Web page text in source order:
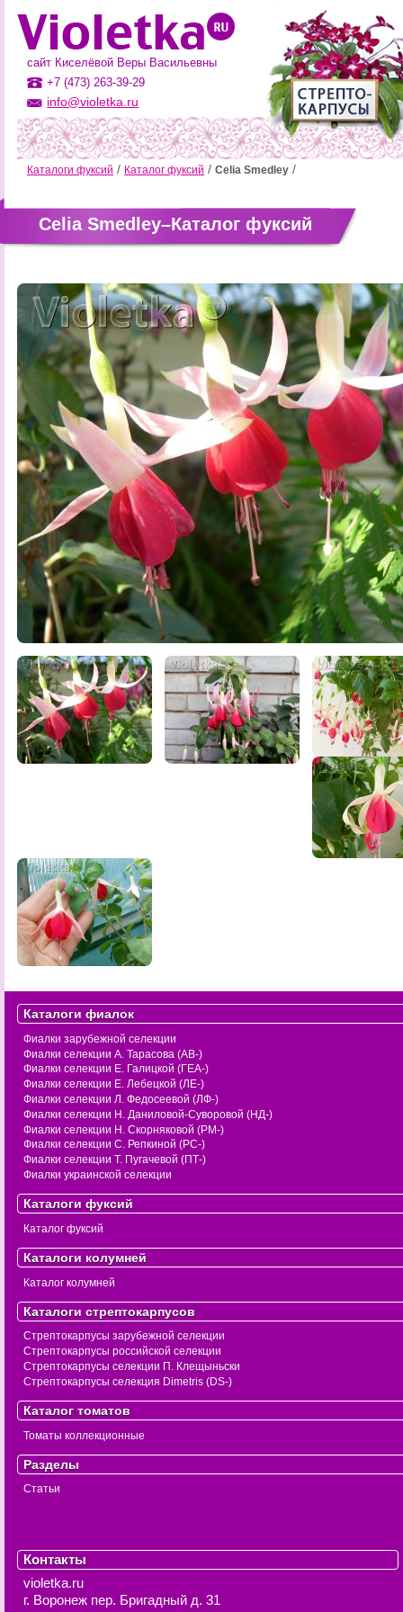
сайт Киселёвой Веры Васильевны
+7 (473) 263-39-29
info@violetka.ru
Каталоги фуксий Каталог фуксий Celia Smedley
Celia Smedley–Каталог фуксий
Каталоги фиалок
Фиалки зарубежной селекции
Фиалки селекции А. Тарасова (АВ-)
Фиалки селекции Е. Галицкой (ГЕА-)
Фиалки селекции Е. Лебецкой (ЛЕ-)
Фиалки селекции Л. Федосеевой (ЛФ-)
Фиалки селекции Н. Даниловой-Суворовой (НД-)
Фиалки селекции Н. Скорняковой (РМ-)
Фиалки селекции С. Репкиной (РС-)
Фиалки селекции Т. Пугачевой (ПТ-)
Фиалки украинской селекции
Каталоги фуксий
Каталог фуксий
Каталоги колумней
Каталог колумней
Каталоги стрептокарпусов
Стрептокарпусы зарубежной селекции
Стрептокарпусы российской селекции
Стрептокарпусы селекции П. Клещыньски
Стрептокарпусы селекция Dimetris (DS-)
Каталог томатов
Томаты коллекционные
Разделы
Статьи
Контакты
violetka.ru
г. Воронеж пер. Бригадный д. 31